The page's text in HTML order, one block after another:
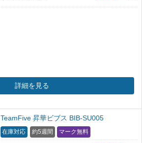
詳細を見る
TeamFive 昇華ビブス BIB-SU005
在庫対応 約5週間 マーク無料